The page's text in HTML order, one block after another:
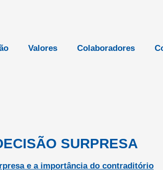
Valores Colaboradores
SURPRESA